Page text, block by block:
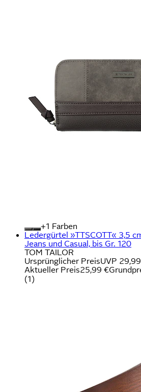
+
Farben
Ledergürtel »TTSCOTT« 3,5
Jeans und Casual, bis Gr. 120
TOM TAILOR
Ursprünglicher PreisUVP
Aktueller Preis25,99 €
(1)